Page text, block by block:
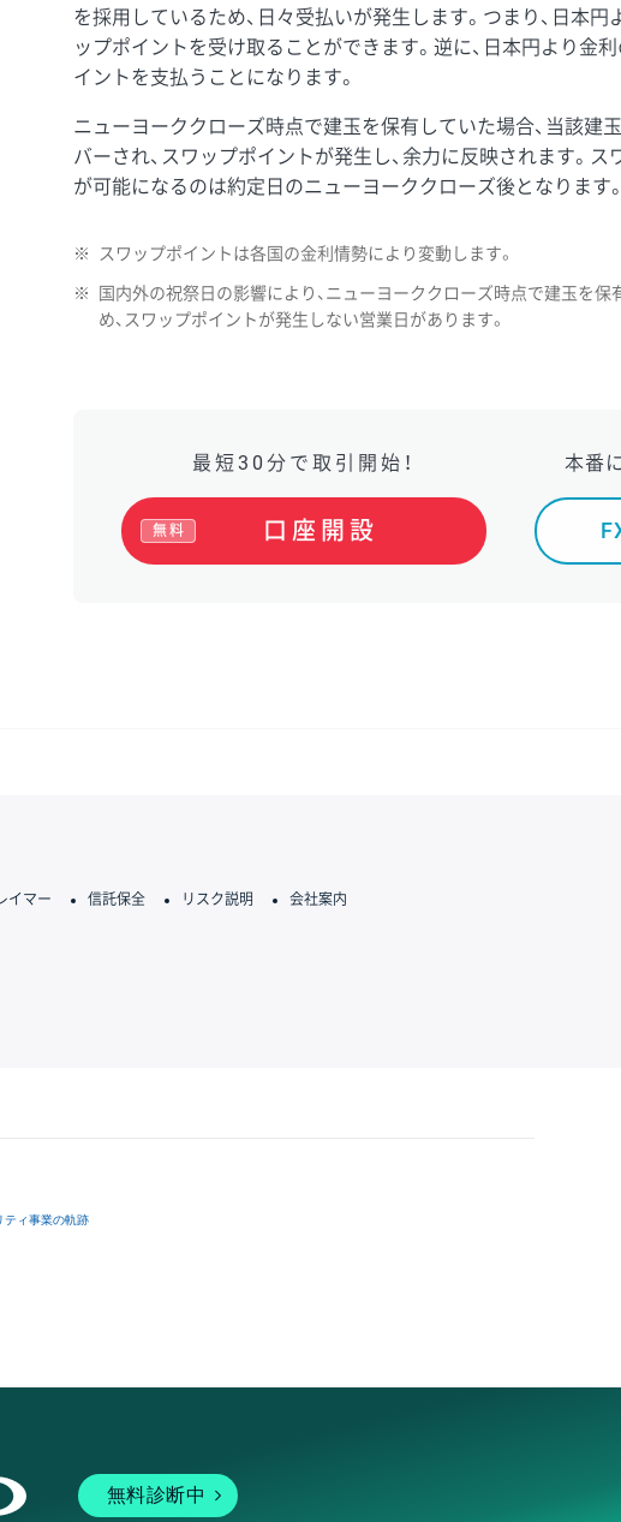
を採用しているため、日々受払いが発生します。つまり、日本
ップポイントを受け取ることができます。逆に、日本円より金
イントを支払うことになります。
ニューヨーククローズ時点で建玉を保有していた場合、当該建
バーされ、スワップポイントが発生し、余力に反映されます。
が可能になるのは約定日のニューヨーククローズ後となります
※ スワップポイントは各国の金利情勢により変動します。
※
国内外の祝祭日の影響により、ニューヨーククローズ時点で建玉を
め、スワップポイントが発生しない営業日があります。
最短30分で取引開始！
口座開設
無料
本番
イマー 信託保全 リスク説明 会社案内
ティ事業の軌跡
無料診断中